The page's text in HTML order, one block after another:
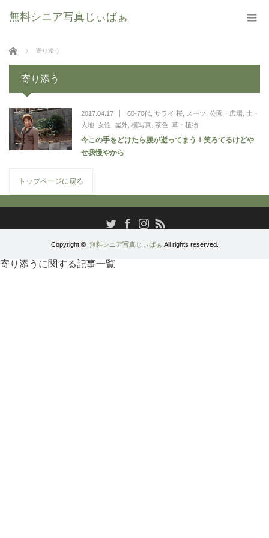
無料シニア写真じぃばぁ
ホーム 寄り添う
寄り添う
2017.04.17 60-70代, サライ 桜, スーツ 公園・広場, 土・
大地, 女性 屋外, 横写真 茶色 草・植物
今この手をどけたら腰が逝ってまう！笑ろてるけどや
せ我慢やから
トップページに戻る
TwitterFacebookInstagram
RSS
Copyright © 無料シニア写真じぃばぁ All rights reserved.
寄り添うに関する記事一覧